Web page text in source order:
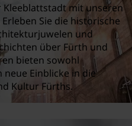
Kleeblattstadt mit unseren
Sie die historische
und
über Fürth und
bieten sowohl
neue Einblicke in die
Kultur Fürths.